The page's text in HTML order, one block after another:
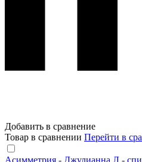
Добавить в сравнение
Товар в сравнении Перейти в
Асимметрия - Джулианна Л -